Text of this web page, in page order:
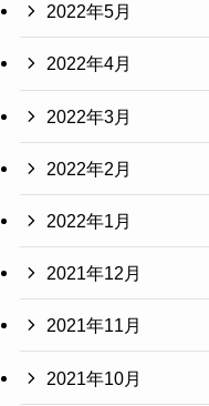
2022年5月
2022年4月
2022年3月
2022年2月
2022年1月
2021年12月
2021年11月
2021年10月